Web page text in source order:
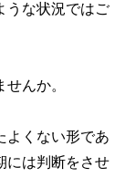
うな状況ではご
んか。
よくない形であ
には判断をさせ